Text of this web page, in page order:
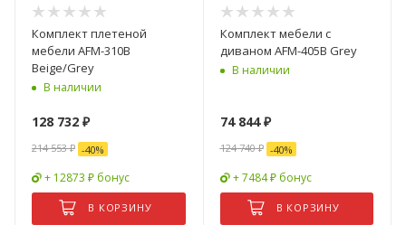
Комплект плетеной
мебели AFM-310B
Beige/Grey
В наличии
128 732 ₽
214 553₽ -40%
+ 12873 ₽ бонус
В КОРЗИНУ
Комплект мебели с
диваном AFM-405B Grey
В наличии
74 844₽
124 740₽ -40%
+ 7484 ₽ бонус
В КОРЗИНУ